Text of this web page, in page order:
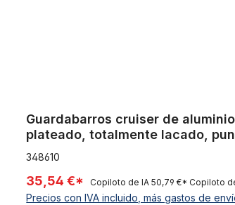
Guardabarros cruiser de aluminio
plateado, totalmente lacado,
alambre de acero inoxidable de 26
pulgadas, 80 mm
348610
35,54 €* Copiloto de IA50,79 €* Copiloto
Precios con IVA incluido, más gastos de